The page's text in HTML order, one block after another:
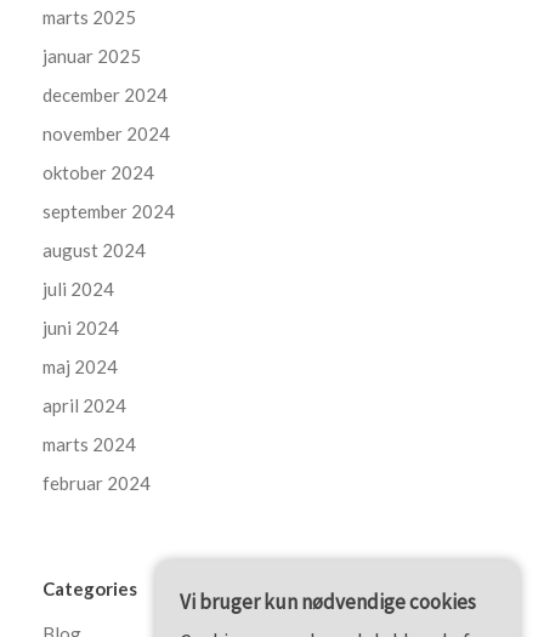
marts 2025
januar 2025
december 2024
november 2024
oktober 2024
september 2024
august 2024
juli 2024
juni 2024
maj 2024
april 2024
marts 2024
februar 2024
Categories
Vi bruger kun nødvendige cookies